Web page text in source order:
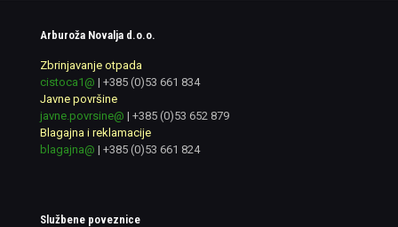
Arburoža Novalja d.o.o.
Zbrinjavanje otpada
cistoca1@ | +385 (0)53 661 834
Javne površine
javne.povrsine@ | +385 (0)53 652 879
Blagajna i reklamacije
blagajna@ | +385 (0)53 661 824
Službene poveznice